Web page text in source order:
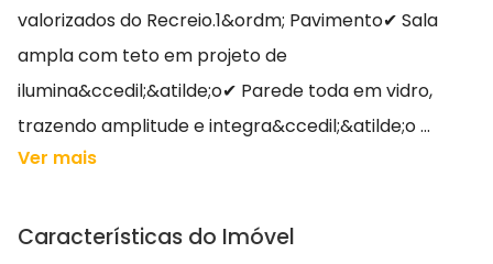
valorizados do Recreio.1&ordm; Pavimento✔ Sala
ampla com teto em projeto de
ilumina&ccedil;&atilde;o✔ Parede toda em vidro,
trazendo amplitude e integra&ccedil;&atilde;o ...
Ver mais
Características do Imóvel